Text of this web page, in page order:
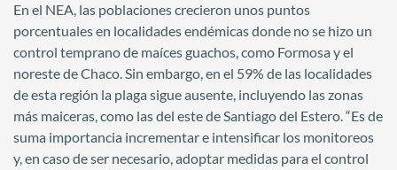
En el NEA, las poblaciones crecieron unos puntos
porcentuales en localidades endémicas donde no se hizo un
control temprano de maíces guachos, como Formosa y el
noreste de Chaco. Sin embargo, en el 59% de las localidades
de esta región la plaga sigue ausente, incluyendo las zonas
más maiceras, como las del este de Santiago del Estero. “Es de
suma importancia incrementar e intensificar los monitoreos
y, en caso de ser necesario, adoptar medidas para el control